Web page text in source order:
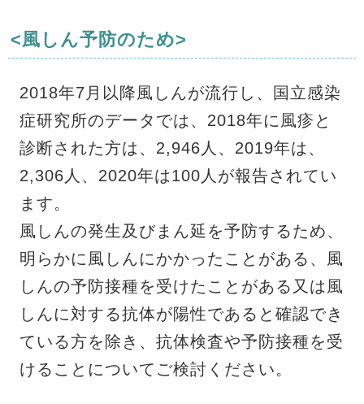
<風しん予防のため>
2018年7月以降風しんが流行し、国立感染
症研究所のデータでは、2018年に風疹と
診断された方は、2,946人、2019年は、
2,306人、2020年は100人が報告されてい
ます。
風しんの発生及びまん延を予防するため、
明らかに風しんにかかったことがある、風
しんの予防接種を受けたことがある又は風
しんに対する抗体が陽性であると確認でき
ている方を除き、抗体検査や予防接種を受
けることについてご検討ください。